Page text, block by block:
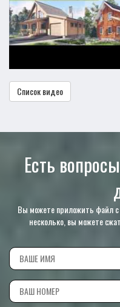
Список видео
Есть
Вы можете приложить файл с
несколько, вы можете